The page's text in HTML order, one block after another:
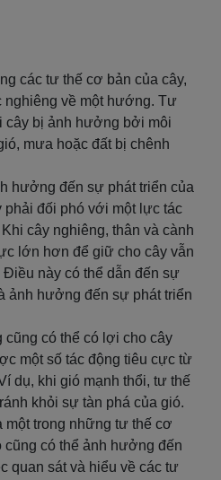
các tư thế cơ bản của cây,
nghiêng về một hướng. Tư
cây bị ảnh hưởng bởi môi
mưa hoặc đất bị chênh
hưởng đến sự phát triển của
phải đối phó với một lực tác
cây nghiêng, thân và cành
lớn hơn để giữ cho cây vẫn
này có thể dẫn đến sự
ảnh hưởng đến sự phát triển
cũng có thể có lợi cho cây
một số tác động tiêu cực từ
dụ, khi gió mạnh thổi, tư thế
khỏi sự tàn phá của gió.
một trong những tư thế cơ
cũng có thể ảnh hưởng đến
quan sát và hiểu về các tư